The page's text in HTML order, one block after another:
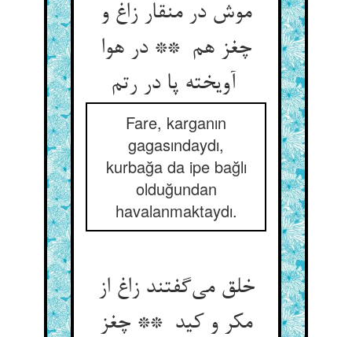
موش در منقار زاغ و
چغز هم ** در هوا
Fare, karganın
gagasındaydı,
kurbağa da ipe bağlı
olduğundan
havalanmaktaydı.
خلق می‌گفتند زاغ از
مکر و کید ** چغز